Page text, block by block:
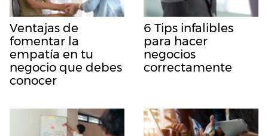
Ventajas de
fomentar la
empatía en tu
negocio que debes
conocer
6 Tips infalibles
para hacer
negocios
correctamente